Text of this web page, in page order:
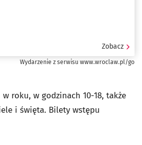
Zobacz
Wydarzenie z serwisu www.wroclaw.pl/go
roku, w godzinach 10-18, także
i święta. Bilety wstępu